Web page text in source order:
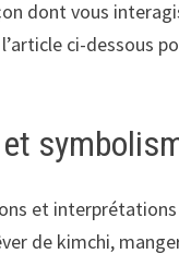
dont vous
ci-dessous
et
de kimchi,